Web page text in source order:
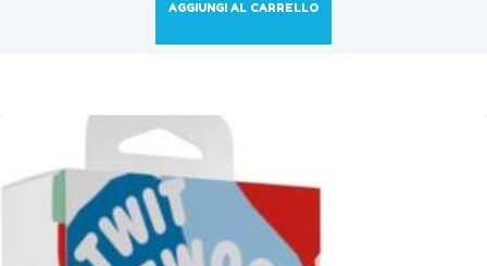
AGGIUNGI AL CARRELLO